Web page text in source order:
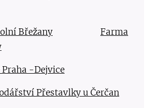
Břežany
Farma
Praha -Dejvice
Přestavlky u Čerčan